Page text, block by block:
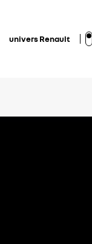
univers Renault